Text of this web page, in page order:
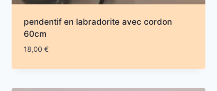
pendentif en labradorite avec cordon
60cm
18,00 €